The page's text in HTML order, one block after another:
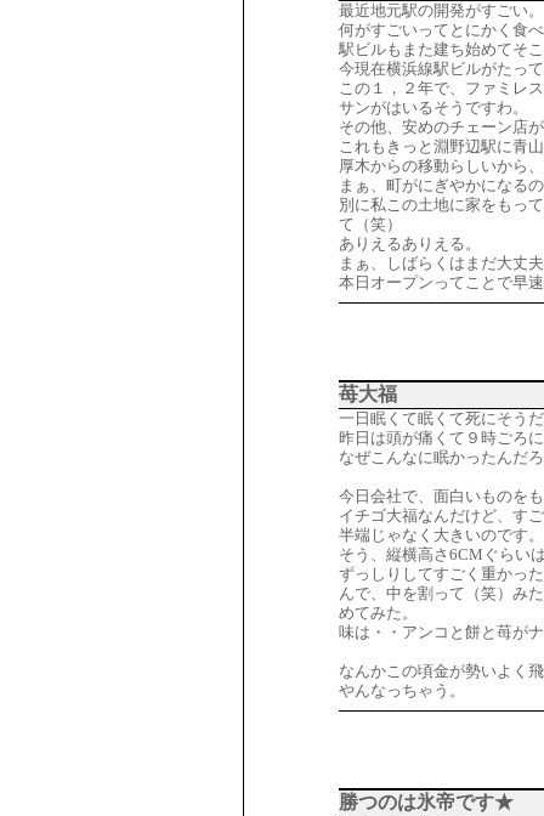
最近地元駅の開発がすごい。
何がすごいってとにかく食
駅ビルもまた建ち始めてそ
今現在横浜線駅ビルがたっ
この１，２年で、ファミレ
サンがはいるそうですわ。
その他、安めのチェーン店
これもきっと淵野辺駅に青
厚木からの移動らしいから
まぁ、町がにぎやかになる
別に私この土地に家をもっ
て（笑）
ありえるありえる。
まぁ、しばらくはまだ大丈
本日オープンってことで早
苺大福
一日眠くて眠くて死にそう
昨日は頭が痛くて９時ごろ
なぜこんなに眠かったんだ
今日会社で、面白いものを
イチゴ大福なんだけど、す
半端じゃなく大きいのです。
そう、縦横高さ6CMぐらい
ずっしりしてすごく重かっ
んで、中を割って（笑）み
めてみた。
味は・・アンコと餅と苺が
なんかこの頃金が勢いよく
やんなっちゃう。
勝つのは氷帝です★